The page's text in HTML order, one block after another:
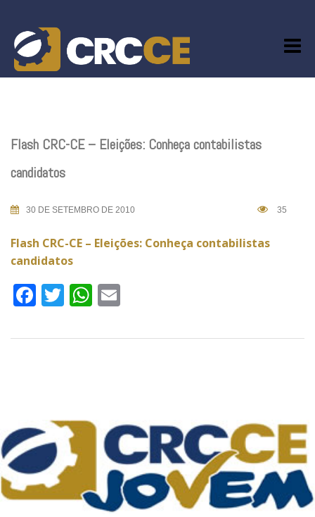
content
Flash CRC-CE – Eleições: Conheça contabilistas
candidatos
30 DE SETEMBRO DE 2010 35
Flash CRC-CE – Eleições: Conheça contabilistas
candidatos
Facebook
TwitterWhatsApp